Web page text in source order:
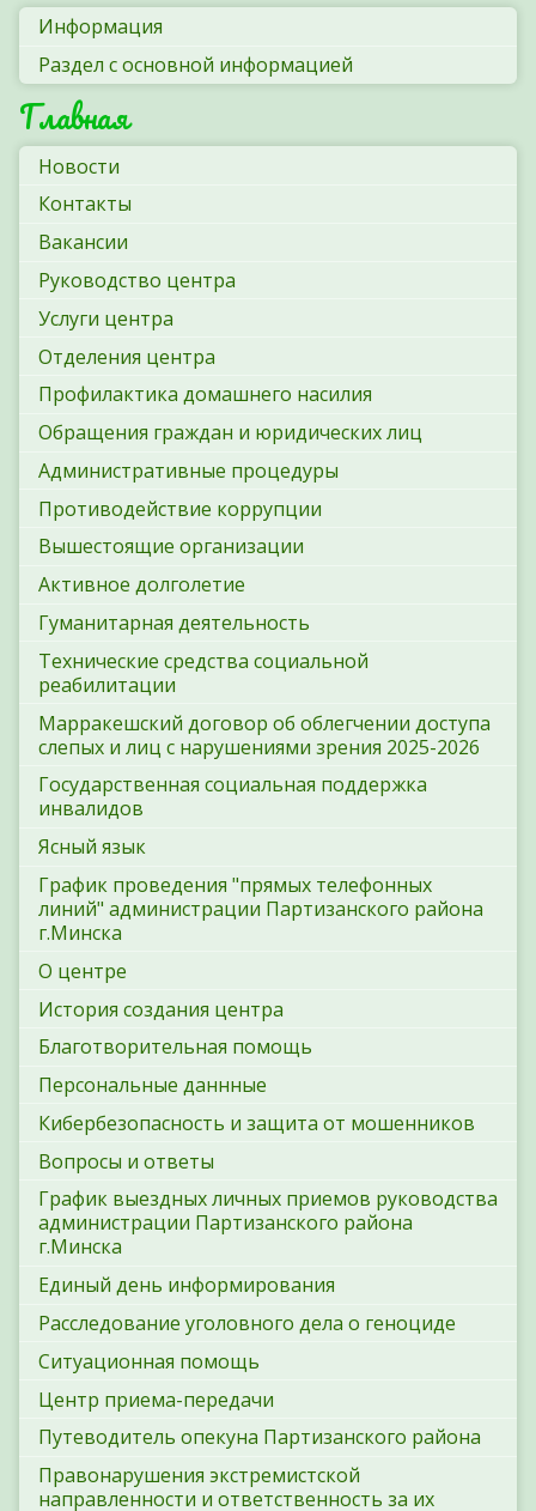
Информация
Раздел с основной информацией
Главная
Новости
Контакты
Вакансии
Руководство центра
Услуги центра
Отделения центра
Профилактика домашнего насилия
Обращения граждан и юридических лиц
Административные процедуры
Противодействие коррупции
Вышестоящие организации
Активное долголетие
Гуманитарная деятельность
Технические средства социальной
реабилитации
Марракешский договор об облегчении доступа
слепых и лиц с нарушениями зрения 2025-2026
Государственная социальная поддержка
инвалидов
Ясный язык
График проведения "прямых телефонных
линий" администрации Партизанского района
г.Минска
О центре
История создания центра
Благотворительная помощь
Персональные даннные
Кибербезопасность и защита от мошенников
Вопросы и ответы
График выездных личных приемов руководства
администрации Партизанского района
г.Минска
Единый день информирования
Расследование уголовного дела о геноциде
Ситуационная помощь
Центр приема-передачи
Путеводитель опекуна Партизанского района
Правонарушения экстремистской
направленности и ответственность за их